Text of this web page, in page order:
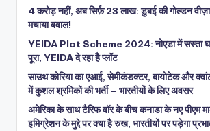
4 करोड़ नहीं, अब सिर्फ़ 23 लाख: डुबई की गोल्डन वीज़ा
मचाया बवाल!
YEIDA Plot Scheme 2024: नोएडा में सस्ता घर
पूरा, YEIDA दे रहा है प्लॉट
साउथ कोरिया का एआई, सेमीकंडक्टर, बायोटेक और
में कुशल श्रमिकों की भर्ती – भारतीयों के लिए अवसर
अमेरिका के साथ टैरिफ वॉर के बीच कनाडा के नए पीएम
इमिग्रेशन के मुद्दे पर क्या है रुख, भारतीयों पर पड़ेगा